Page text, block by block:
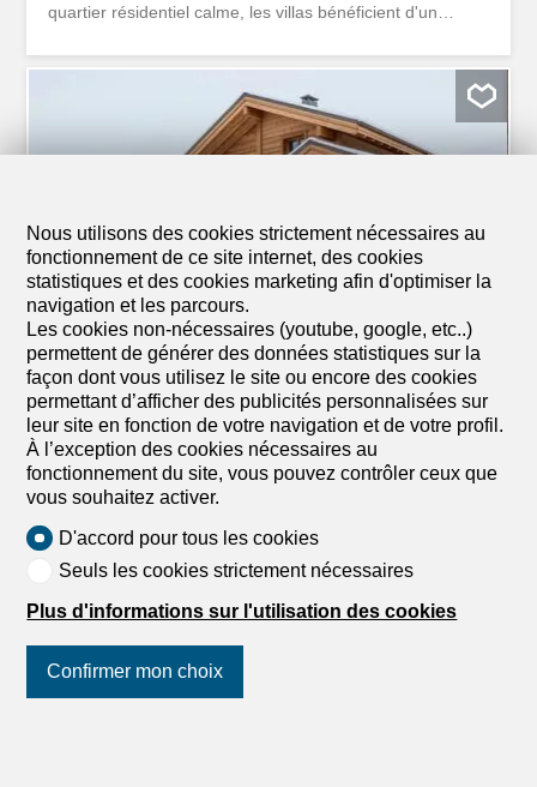
quartier résidentiel calme, les villas bénéficient d'un
offrant intimité, confort et qualité de vie.Le projet est
principale.L'architecture moderne, aux lignes épurées,
s'intègre harmonieusement dans le site et privilégie des
volumes généreux, une excellente luminosité et des
Architecture contemporaine à toitures plates Construction
sur plusieurs niveaux (rez-de-chaussée + étage) Espaces
de vie ouverts et lumineux Grandes baies vitrées
Terrasses et espaces extérieurs privatifs Couvert à
voitures intégré Locaux techniques et...
1/11
Chalet
Chalet de 6.5 pièces en vente à
Crans-Montana - 1 047 m²
Prix sur demande
3963 Crans-Montana, Switzerland, 3963 Crans-
Nous utilisons des cookies strictement nécessaires au
fonctionnement de ce site internet, des cookies
statistiques et des cookies marketing afin d'optimiser la
navigation et les parcours.
Les cookies non-nécessaires (youtube, google, etc..)
permettent de générer des données statistiques sur la
façon dont vous utilisez le site ou encore des cookies
permettant d’afficher des publicités personnalisées sur
leur site en fonction de votre navigation et de votre profil.
À l’exception des cookies nécessaires au
fonctionnement du site, vous pouvez contrôler ceux que
vous souhaitez activer.
D'accord pour tous les cookies
Seuls les cookies strictement nécessaires
Plus d'informations sur l'utilisation des cookies
Confirmer mon choix